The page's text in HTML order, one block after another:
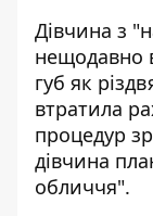
Дівчина з
нещодавно
губ як
втратила
процедур
дівчина
обличчя".